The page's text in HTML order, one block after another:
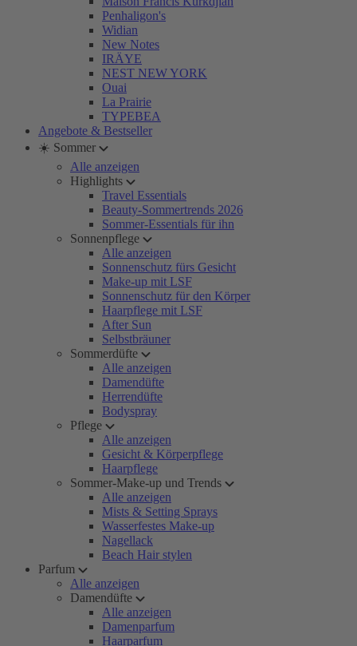
Penhaligon's
Widian
New Notes
IRÄYE
NEST NEW YORK
Ouai
La Prairie
TYPEBEA
Angebote & Bestseller
☀️ Sommer
Alle anzeigen
Highlights
Travel Essentials
Beauty-Sommertrends 2026
Sommer-Essentials für ihn
Sonnenpflege
Alle anzeigen
Sonnenschutz fürs Gesicht
Make-up mit LSF
Sonnenschutz für den Körper
Haarpflege mit LSF
After Sun
Selbstbräuner
Sommerdüfte
Alle anzeigen
Damendüfte
Herrendüfte
Bodyspray
Pflege
Alle anzeigen
Gesicht & Körperpflege
Haarpflege
Sommer-Make-up und Trends
Alle anzeigen
Mists & Setting Sprays
Wasserfestes Make-up
Nagellack
Beach Hair stylen
Parfum
Alle anzeigen
Damendüfte
Alle anzeigen
Damenparfum
Haarparfum